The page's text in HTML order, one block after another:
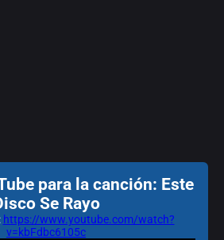
para la canción: Este
Se Rayo
https://www.youtube.com/watch?
v=kbFdbc6105c